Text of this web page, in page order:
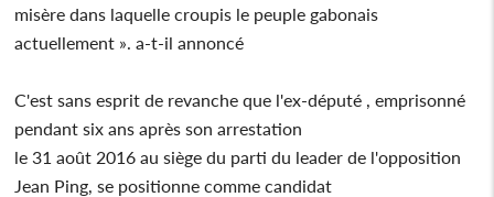
misère dans laquelle croupis le peuple gabonais
actuellement ». a-t-il annoncé
C'est sans esprit de revanche que l'ex-député , emprisonné
pendant six ans après son arrestation
le 31 août 2016 au siège du parti du leader de l'opposition
Jean Ping, se positionne comme candidat